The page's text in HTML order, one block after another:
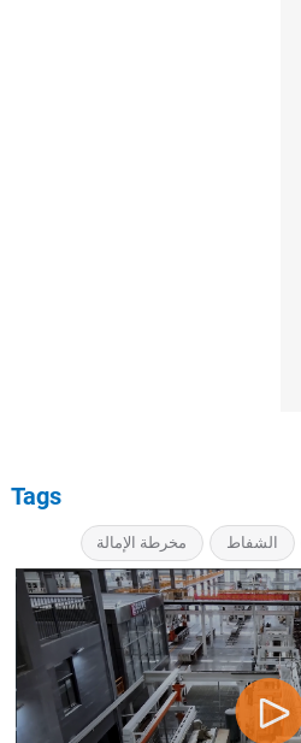
Tags
الشفاط مخرطة الإمالة